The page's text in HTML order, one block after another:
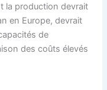
la production devrait
en Europe, devrait
de
des coûts élevés